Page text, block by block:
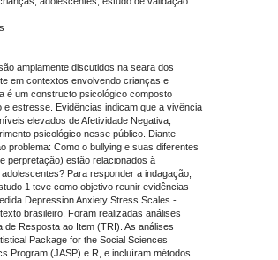
amplamente discutidos na seara dos
em contextos envolvendo crianças e
é um constructo psicológico composto
estresse. Evidências indicam que a vivência
elevados de Afetividade Negativa,
psicológico nesse público. Diante
problema: Como o bullying e suas diferentes
perpretação) estão relacionados à
Para responder a indagação,
1 teve como objetivo reunir evidências
Depression Anxiety Stress Scales -
brasileiro. Foram realizadas análises
de Resposta ao Item (TRI). As análises
Package for the Social Sciences
Program (JASP) e R, e incluíram métodos